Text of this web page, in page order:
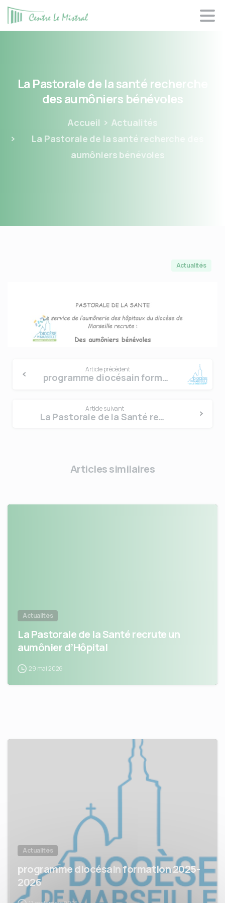
La Pastoralede lasanté recherche
desaumôniers bénévoles
Accueil
Actualités
La Pastorale de la santé recherche des
aumôniers bénévoles
Actualités
Reading
Article précédent
programme diocésain formation 2025-2026
Article suivant
La Pastorale de la Santé recrute un aumônier d’Hôpital
Articles similaires
Actualités
La Pastorale de la Santé recrute un
aumônier d’Hôpital
29 mai 2026
Actualités
programme diocésain formation 2025-
2026
Panneau de gestion des cookies